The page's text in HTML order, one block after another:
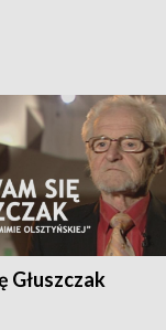
Głuszczak